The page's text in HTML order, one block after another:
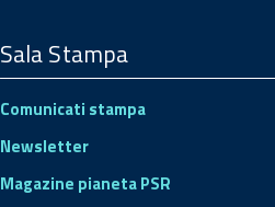
Sala Stampa
Comunicati stampa
Newsletter
Magazine pianeta PSR